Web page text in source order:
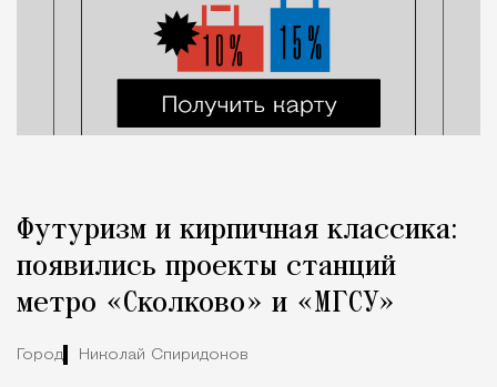
Футуризм и кирпичная классика:
появились проекты станций
метро «Сколково» и «МГСУ»
Город Николай Спиридонов